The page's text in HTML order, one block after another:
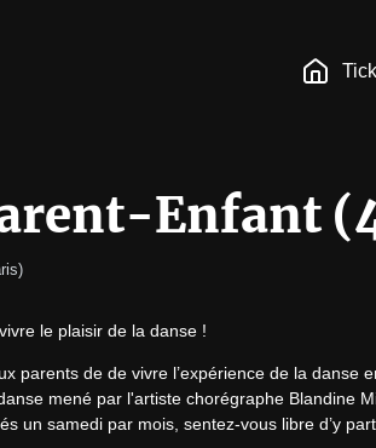
Enfant
)
le plaisir de la danse !
parents de de vivre l’expérience de la danse
mené par l'artiste chorégraphe Blandine
un samedi par mois, sentez-vous libre d’y